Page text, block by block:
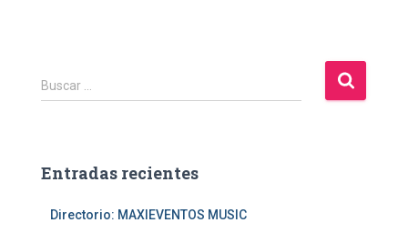
B
u
r
Buscar …
Entradas recientes
Directorio: MAXIEVENTOS MUSIC